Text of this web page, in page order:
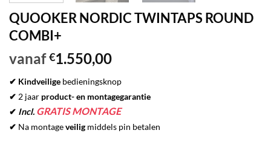
QUOOKER NORDIC TWINTAPS ROUND
COMBI+
vanaf €1.550,00
✔ Kindveilige bedieningsknop
✔ 2 jaar product- en montagegarantie
✔ Incl. GRATIS MONTAGE
✔ Na montageveilig middels pin betalen